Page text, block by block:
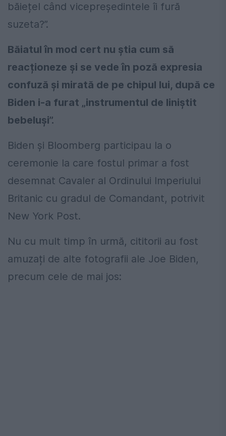
băiețel când vicepreședintele îi fură
suzeta?”.
Băiatul în mod cert nu știa cum să
reacționeze și se vede în poză expresia
confuză și mirată de pe chipul lui, după ce
Biden i-a furat „instrumentul de liniștit
bebeluși”.
Biden și Bloomberg participau la o
ceremonie la care fostul primar a fost
desemnat Cavaler al Ordinului Imperiului
Britanic cu gradul de Comandant, potrivit
New York Post.
Nu cu mult timp în urmă, cititorii au fost
amuzați de alte fotografii ale Joe Biden,
precum cele de mai jos: